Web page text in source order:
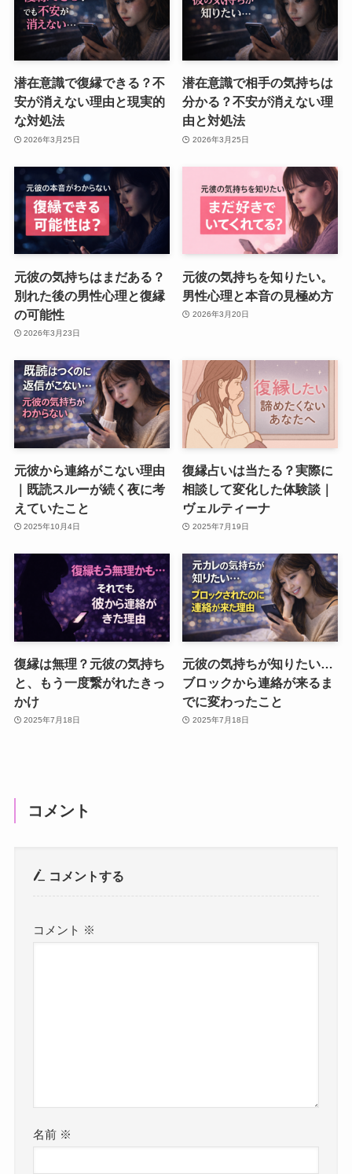
潜在意識で復縁できる？不
安が消えない理由と現実的
な対処法
2026年3月25日
潜在意識で相手の気持ちは
分かる？不安が消えない理
由と対処法
2026年3月25日
元彼の気持ちはまだある？
別れた後の男性心理と復縁
の可能性
2026年3月23日
元彼の気持ちを知りたい。
男性心理と本音の見極め方
2026年3月20日
元彼から連絡がこない理由
｜既読スルーが続く夜に考
えていたこと
2025年10月4日
復縁占いは当たる？実際に
相談して変化した体験談｜
ヴェルティーナ
2025年7月19日
復縁は無理？元彼の気持ち
と、もう一度繋がれたきっ
かけ
2025年7月18日
元彼の気持ちが知りたい…
ブロックから連絡が来るま
でに変わったこと
2025年7月18日
コメント
コメントする
コメント ※
名前 ※